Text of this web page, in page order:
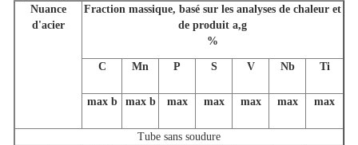
Nuance
d'acier
Fraction massique, basé sur les analyses de chaleur et
de produit a,g
%
C Mn P S V Nb Ti
max b max b max max max max max
Tube sans soudure